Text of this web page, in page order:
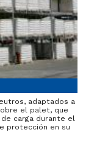
adaptados a
el palet, que
carga durante el
protección en su